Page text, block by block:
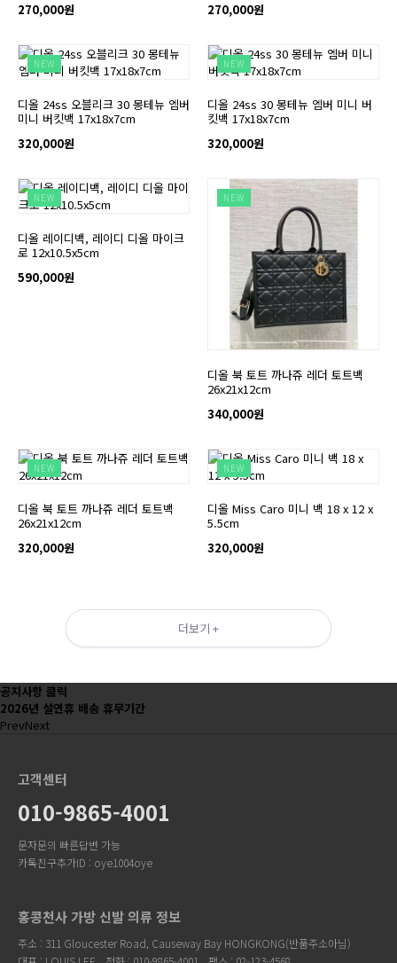
270,000원
270,000원
NEW
디올 24ss 오블리크 30 몽테뉴 엠버
미니 버킷백 17x18x7cm
320,000원
NEW
디올 24ss 30 몽테뉴 엠버 미니 버
킷백 17x18x7cm
320,000원
NEW
디올 레이디백, 레이디 디올 마이크
로 12x10.5x5cm
590,000원
NEW
디올 북 토트 까나쥬 레더 토트백
26x21x12cm
340,000원
NEW
디올 북 토트 까나쥬 레더 토트백
26x21x12cm
320,000원
NEW
디올 Miss Caro 미니 백 18 x 12 x
5.5cm
320,000원
더보기 +
공지사항 클릭
2026년 설연휴 배송 휴무기간
PrevNext
고객센터
010-9865-4001
문자문의 빠른답변 가능
카톡친구추가ID : oye1004oye
홍콩천사 가방 신발 의류 정보
주소 : 311 Gloucester Road, Causeway Bay HONGKONG(반품주소아님)